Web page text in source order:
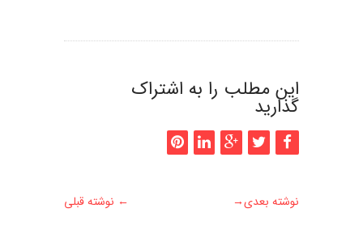
این مطلب را به اشتراک
گذارید
← نوشته قبلی نوشته بعدی→